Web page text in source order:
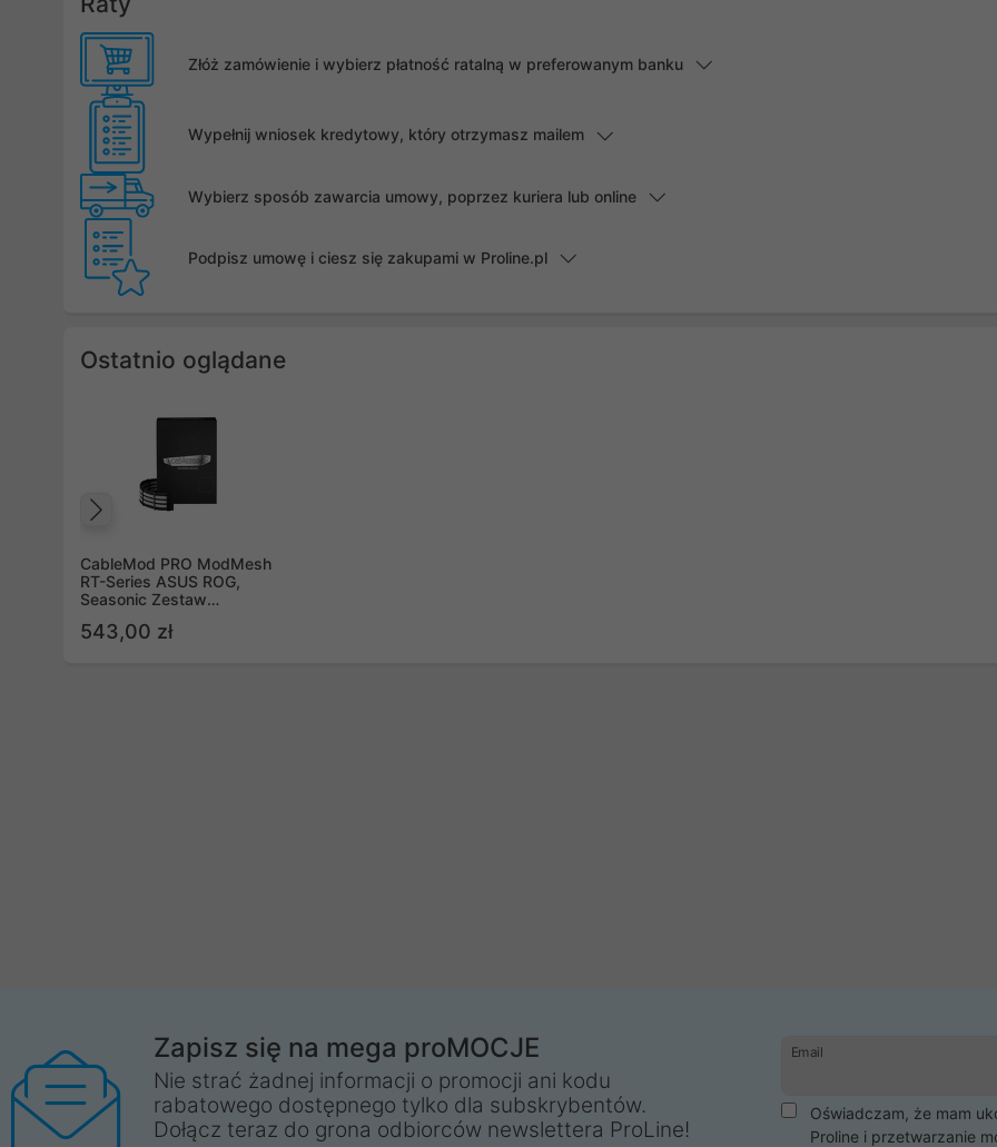
Złóż zamówienie i wybierz płatność ratalną w preferowanym banku
Wypełnij wniosek kredytowy, który otrzymasz mailem
Wybierz sposób zawarcia umowy, poprzez kuriera lub online
Podpisz umowę i ciesz się zakupami w Proline.pl
Ostatnio oglądane
CableMod PRO ModMesh
RT-Series ASUS ROG,
Seasonic Zestaw
543,00 zł
Zapisz się na mega proMOCJE
Nie strać żadnej informacji o promocji ani kodu
rabatowego dostępnego tylko dla subskrybentów.
Dołącz teraz do grona odbiorców newslettera ProLine!
Email
Oświadczam, że mam
Proline i przetwarzanie